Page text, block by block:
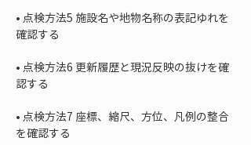
• 点検方法5 施設名や地物名称の表記ゆれを
• 点検方法6 更新履歴と現況反映の抜けを確
• 点検方法7 座標、縮尺、方位、凡例の整合